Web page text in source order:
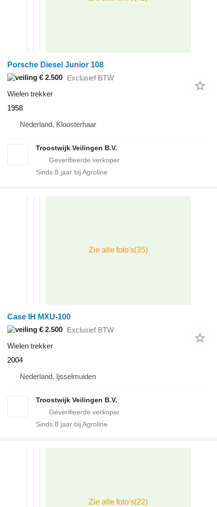
Porsche Diesel Junior 108
€ 2.500 Exclusief BTW
Wielen trekker
1958
Nederland, Kloosterhaar
Troostwijk Veilingen B.V.
Sinds 8 jaar bij Agroline
Case IH MXU-100
€ 2.500 Exclusief BTW
Wielen trekker
2004
Nederland, Ijsselmuiden
Troostwijk Veilingen B.V.
Sinds 8 jaar bij Agroline